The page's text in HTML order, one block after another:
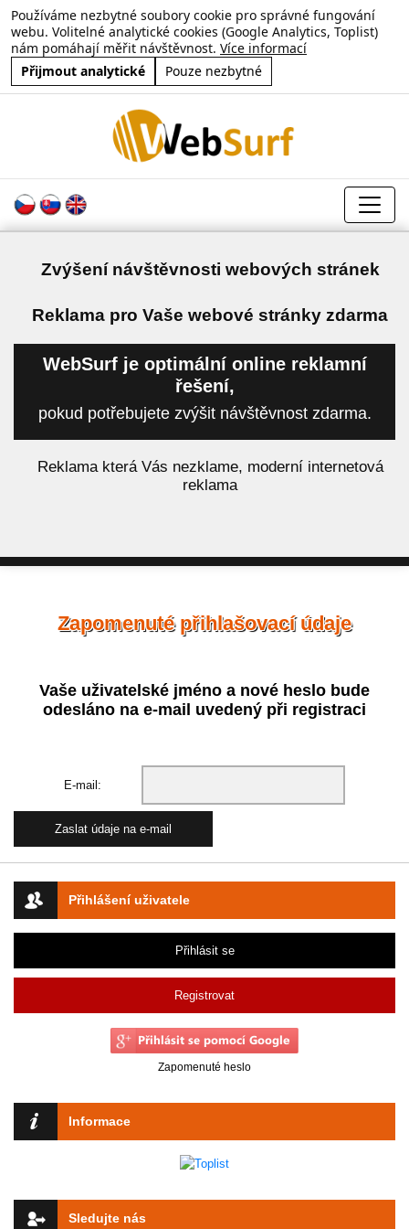
Používáme nezbytné soubory cookie pro správné fungování
webu. Volitelné analytické cookies (Google Analytics, Toplist)
nám pomáhají měřit návštěvnost. Více informací
Přijmout analytické
Pouze nezbytné
Zvýšení návštěvnosti webových stránek
Reklama pro Vaše webové stránky zdarma
WebSurf je optimální online reklamní
řešení,
pokud potřebujete zvýšit návštěvnost zdarma.
Reklama která Vás nezklame, moderní internetová
reklama
Přihlášení uživatele
Přihlásit se
Registrovat
Zapomenuté heslo
Informace
Sledujte nás
Zapomenuté přihlašovací údaje
Vaše uživatelské jméno a nové heslo bude
odesláno na e-mail uvedený při registraci
E-mail: